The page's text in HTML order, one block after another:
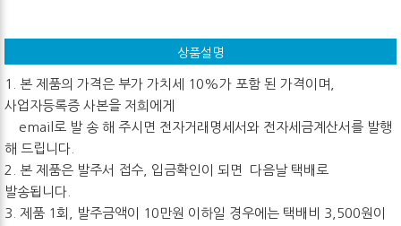
상품설명
1. 본 제품의 가격은 부가 가치세 10%가 포함 된 가격이며,
사업자등록증 사본을 저희에게
email로 발 송 해 주시면 전자거래명세서와 전자세금계산서를 발행
해 드립니다.
2. 본 제품은 발주서 접수, 입금확인이 되면 다음날 택배로
발송됩니다.
3. 제품 1회, 발주금액이 10만원 이하일 경우에는 택배비 3,500원이